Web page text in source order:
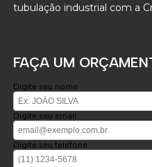
tubulação industrial com a
FAÇA UM
Digite seu nome
Digite seu email
Digite seu telefone